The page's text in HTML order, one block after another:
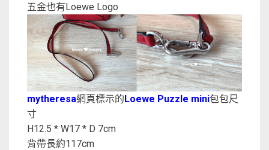
五金也有Loewe Logo
mytheresa網頁標示的Loewe Puzzle mini包包尺
寸
H12.5 * W17 * D 7cm
背帶長約117cm